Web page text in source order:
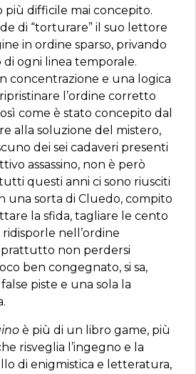
più difficile mai concepito.
di “torturare” il suo lettore
in ordine sparso, privando
ogni linea temporale.
concentrazione e una logica
l’ordine corretto
come è stato concepito dal
alla soluzione del mistero,
dei sei cadaveri presenti
assassino, non è però
questi anni ci sono riusciti
una sorta di Cluedo, compito
la sfida, tagliare le cento
nell’ordine
non perdersi
ben congegnato, si sa,
piste e una sola la
è più di un libro game, più
risveglia l’ingegno e la
di enigmistica e letteratura,